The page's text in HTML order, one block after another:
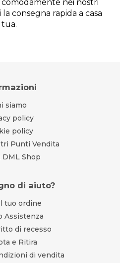
nei nostri
consegna rapida a casa
tua.
siamo
policy
policy
Punti Vendita
DML Shop
di aiuto?
tuo ordine
Assistenza
di recesso
e Ritira
di vendita